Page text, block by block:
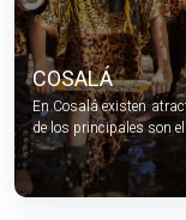
COSALÁ
En Cosalá existen
de los principales son